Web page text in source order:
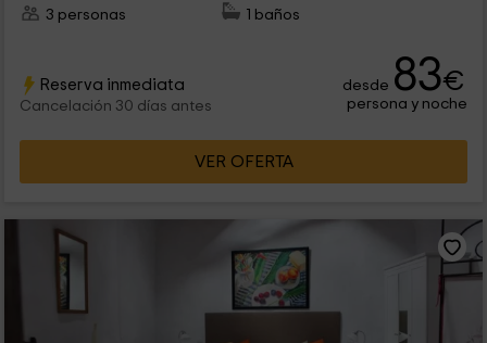
3 personas
1 baños
Reserva inmediata
Cancelación 30 días antes
desde 83€
persona y noche
VER OFERTA